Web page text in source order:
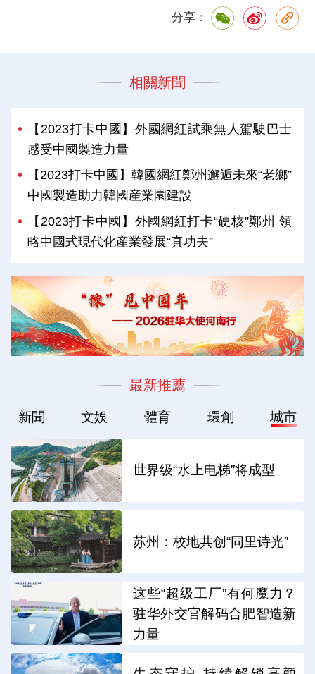
分享：
相關新聞
【2023打卡中國】外國網紅試乘無人駕駛巴士
感受中國製造力量
【2023打卡中國】韓國網紅鄭州邂逅未來“老鄉”
中國製造助力韓國産業園建設
【2023打卡中國】外國網紅打卡“硬核”鄭州 領
略中國式現代化産業發展“真功夫”
最新推薦
新聞 文娛 體育 環創 城市
世界级“水上电梯”将成型
苏州：校地共创“同里诗光”
这些“超级工厂”有何魔力？
驻华外交官解码合肥智造新
力量